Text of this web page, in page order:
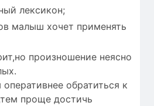
лексикон;
малыш хочет применять
произношение неясно
обратиться к
проще достичь